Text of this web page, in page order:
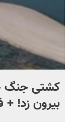
کشتی‌ جنگ
بیرون زد! +